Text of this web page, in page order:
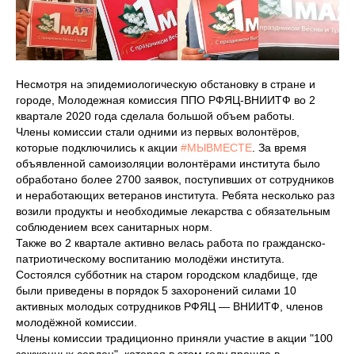
Несмотря на эпидемиологическую обстановку в стране и
городе, Молодежная комиссия ППО РФЯЦ-ВНИИТФ во 2
квартале 2020 года сделала большой объем работы.
Члены комиссии стали одними из первых волонтёров,
которые подключились к акции #МЫВМЕСТЕ . За время
объявленной самоизоляции волонтёрами института было
обработано более 2700 заявок, поступивших от сотрудников
и неработающих ветеранов института. Ребята несколько раз
возили продукты и необходимые лекарства с обязательным
соблюдением всех санитарных норм.
Также во 2 квартале активно велась работа по гражданско-
патриотическому воспитанию молодёжи института.
Состоялся субботник на старом городском кладбище, где
были приведены в порядок 5 захоронений силами 10
активных молодых сотрудников РФЯЦ — ВНИИТФ, членов
молодёжной комиссии.
Члены комиссии традиционно приняли участие в акции "100